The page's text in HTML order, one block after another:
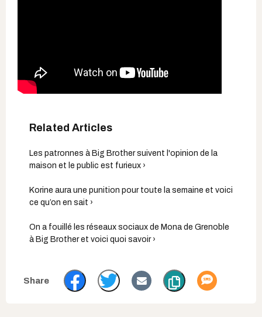
Les patronnes à Big Brother suivent l'opinion de la
maison et le public est furieux ›
Korine aura une punition pour toute la semaine et voici
ce qu’on en sait ›
On a fouillé les réseaux sociaux de Mona de Grenoble
à Big Brother et voici quoi savoir ›